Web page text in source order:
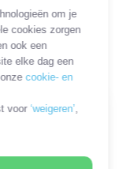
om je
cookies zorgen
ook een
elke dag een
onzecookie- en
voor ‘weigeren’,
SORTEER OP